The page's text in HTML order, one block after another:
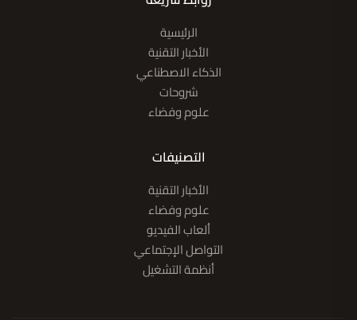
الرئيسية
الأخبار التقنية
الذكاء الاصطناعي
شروحات
علوم وفضاء
التصنيفات
الأخبار التقنية
علوم وفضاء
ألعاب الفيديو
التواصل الإجتماعي
أنظمة التشغيل